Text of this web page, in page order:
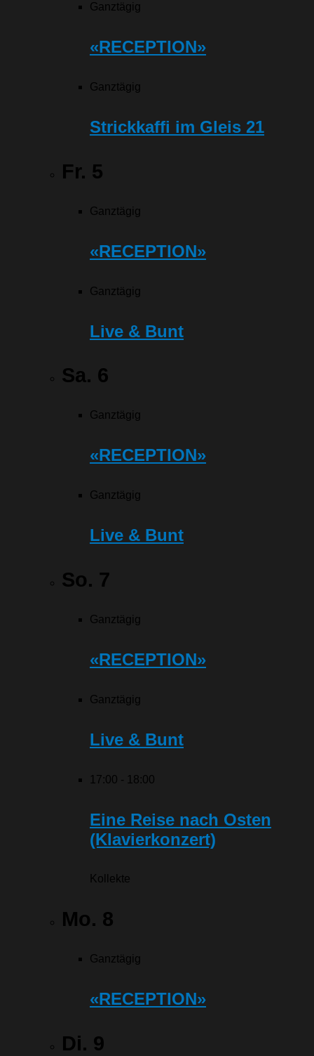
Ganztägig
«RECEPTION»
Ganztägig
Strickkaffi im Gleis 21
Fr. 5
Ganztägig
«RECEPTION»
Ganztägig
Live & Bunt
Sa. 6
Ganztägig
«RECEPTION»
Ganztägig
Live & Bunt
So. 7
Ganztägig
«RECEPTION»
Ganztägig
Live & Bunt
17:00 - 18:00
Eine Reise nach Osten
(Klavierkonzert)
Kollekte
Mo. 8
Ganztägig
«RECEPTION»
Di. 9